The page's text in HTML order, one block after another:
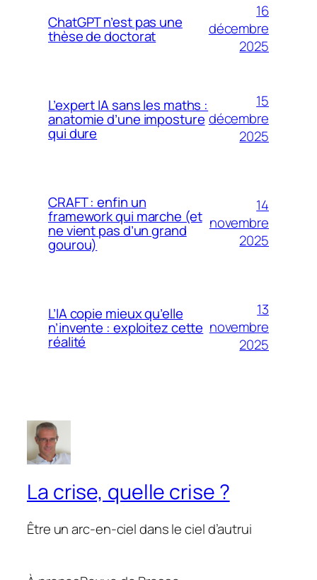
ChatGPT n’est pas une
thèse de doctorat
16
décembre
2025
L’expert IA sans les maths :
anatomie d’une imposture
qui dure
15
décembre
2025
CRAFT : enfin un
framework qui marche (et
ne vient pas d’un grand
gourou)
14
novembre
2025
L’IA copie mieux qu’elle
n’invente : exploitez cette
réalité
13
novembre
2025
La crise, quelle crise ?
Être un arc-en-ciel dans le ciel d’autrui